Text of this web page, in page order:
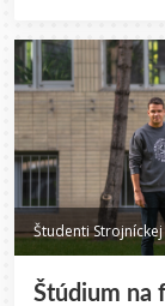
Študenti Strojníckej
Štúdium na